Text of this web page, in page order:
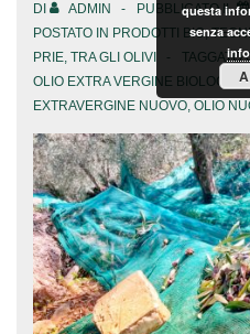
DI ADMIN PUBBLICATO IL
POSTATO IN PRODOTTI BIO,
PRIE, TRA GLI OLIVI TAGGATO
OLIO EXTRA VERGINE
EXTRAVERGINE NUOVO, OLIO
questa
senza